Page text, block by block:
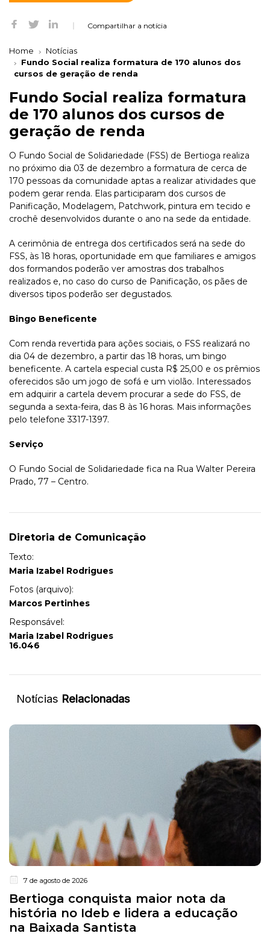
Compartilhar a notícia
Home
Notícias
Fundo Social realiza formatura de 170 alunos dos
cursos de geração de renda
Fundo Social realiza formatura
de 170 alunos dos cursos de
geração de renda
O Fundo Social de Solidariedade (FSS) de Bertioga realiza
no próximo dia 03 de dezembro a formatura de cerca de
170 pessoas da comunidade aptas a realizar atividades que
podem gerar renda. Elas participaram dos cursos de
Panificação, Modelagem, Patchwork, pintura em tecido e
crochê desenvolvidos durante o ano na sede da entidade.
A cerimônia de entrega dos certificados será na sede do
FSS, às 18 horas, oportunidade em que familiares e amigos
dos formandos poderão ver amostras dos trabalhos
realizados e, no caso do curso de Panificação, os pães de
diversos tipos poderão ser degustados.
Bingo Beneficente
Com renda revertida para ações sociais, o FSS realizará no
dia 04 de dezembro, a partir das 18 horas, um bingo
beneficente. A cartela especial custa R$ 25,00 e os prêmios
oferecidos são um jogo de sofá e um violão. Interessados
em adquirir a cartela devem procurar a sede do FSS, de
segunda a sexta-feira, das 8 às 16 horas. Mais informações
pelo telefone 3317-1397.
Serviço
O Fundo Social de Solidariedade fica na Rua Walter Pereira
Prado, 77 – Centro.
Diretoria de Comunicação
Texto:
Maria Izabel Rodrigues
Fotos (arquivo):
Marcos Pertinhes
Responsável:
Maria Izabel Rodrigues
16.046
Notícias Relacionadas
7 de agosto de 2026
Bertioga conquista maior nota da
história no Ideb e lidera a educação
na Baixada Santista